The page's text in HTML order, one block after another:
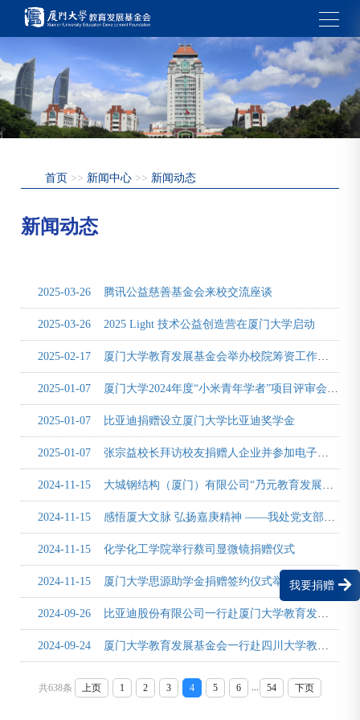
我要捐赠
首页 >> 新闻中心 >> 新闻动态
新闻动态
2025-03-26 腾讯公益慈善基金会来校交流座谈
2025-03-262025 Light 技术公益创造营在厦门大学启动
2025-02-17 厦门大学教育发展基金会举办校院筹资工作业务培训
2025-01-07 厦门大学2024年度“小米青年学者”项目评审会举行
2025-01-07 比亚迪捐赠设立厦门大学比亚迪奖学金
2025-01-07张宗益校长拜访校友捐赠人企业并参加电子科学与技术学院“电子人加油站”“电子人之家”等系列揭幕活动
2024-11-15 大城钢结构（厦门）有限公司“乃元教育发展基金”捐赠签约仪式举行
2024-11-15感悟厦大文脉 弘扬嘉庚精神 ——我处党支部联合校友总会秘书处党支部、历史与文化遗产学院院办党支部、硕士生第一...
2024-11-15化学化工学院举行蔡司显微镜捐赠仪式
2024-11-15 厦门大学思源助学金捐赠签约仪式举行
2024-09-26 比亚迪股份有限公司一行赴厦门大学教育发展基金会访问
2024-09-24 厦门大学教育发展基金会一行赴四川大学教育基金会调研交流
共638条 上页 1 2 3 4 5 6 54 下页